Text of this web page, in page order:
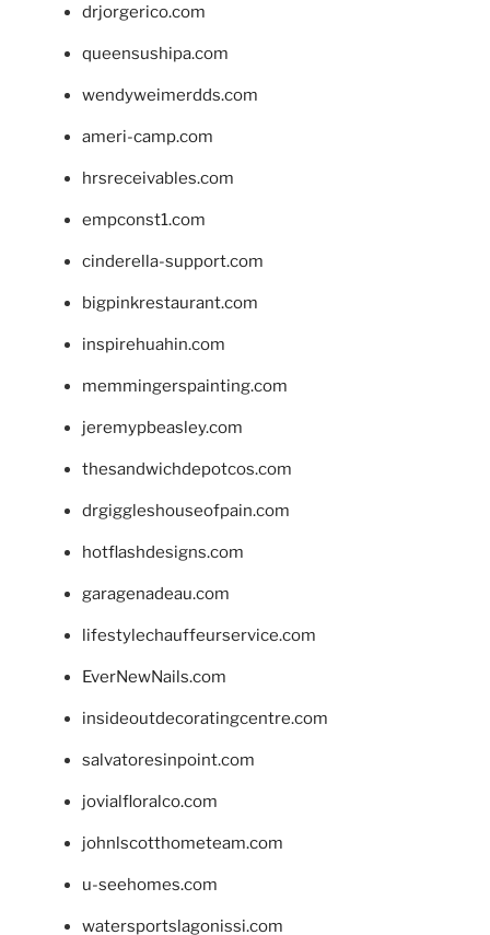
drjorgerico.com
queensushipa.com
wendyweimerdds.com
ameri-camp.com
hrsreceivables.com
empconst1.com
cinderella-support.com
bigpinkrestaurant.com
inspirehuahin.com
memmingerspainting.com
jeremypbeasley.com
thesandwichdepotcos.com
drgiggleshouseofpain.com
hotflashdesigns.com
garagenadeau.com
lifestylechauffeurservice.com
EverNewNails.com
insideoutdecoratingcentre.com
salvatoresinpoint.com
jovialfloralco.com
johnlscotthometeam.com
u-seehomes.com
watersportslagonissi.com